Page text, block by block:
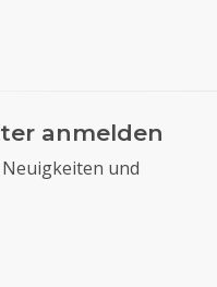
anmelden
und